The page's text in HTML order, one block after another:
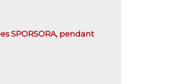
SPORSORA, pendant